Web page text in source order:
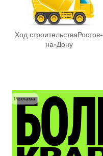
Ход строительстваРостов-
на-Дону
Реклама